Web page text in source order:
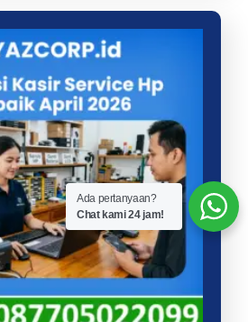
Ada pertanyaan?
Chat kami 24 jam!